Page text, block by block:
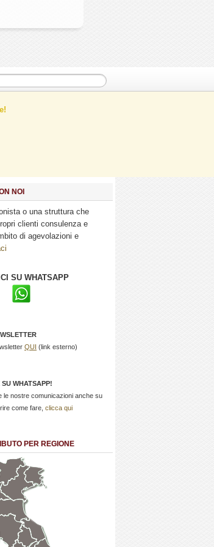
NOI
o una struttura che
clienti consulenza e
di agevolazioni e
SU WHATSAPP
QUI (link esterno)
WHATSAPP!
le nostre comunicazioni anche su
come fare, clicca qui
PER REGIONE
Friuli
Venezia
Giulia
Trentino